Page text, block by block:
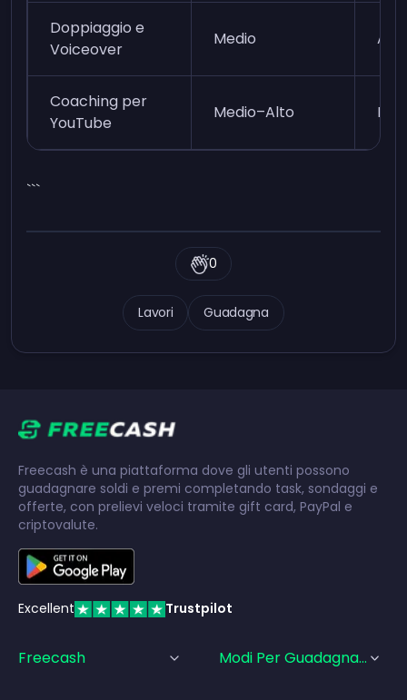
Doppiaggio e
Voiceover
Medio Alto
Coaching per
YouTube
Medio–Alto
```
Lavori Guadagna
0
Freecash è una piattaforma dove gli utenti possono
guadagnare soldi e premi completando task, sondaggi e
offerte, con prelievi veloci tramite gift card, PayPal e
criptovalute.
Excellent Trustpilot
Freecash Modi Per Guadagnare